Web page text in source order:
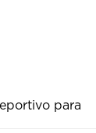
para